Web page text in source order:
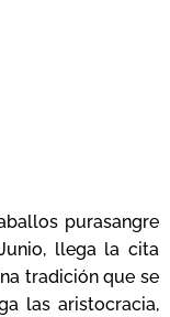
purasangre
llega la cita
tradición que se
las aristocracia,